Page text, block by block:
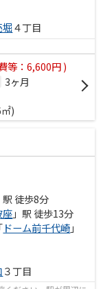
堀４丁目
等：6,600円 )
3ヶ月
)
駅 徒歩8分
座」駅 徒歩13分
「ドーム前千代崎」
３丁目